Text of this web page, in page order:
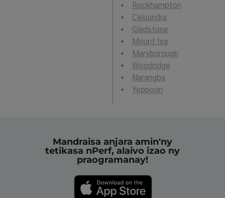
Rockhampton
Caloundra
Gladstone
Mount Isa
Maryborough
Woodridge
Narangba
Yeppoon
Mandraisa anjara amin'ny
tetikasa nPerf, alaivo izao ny
praogramanay!